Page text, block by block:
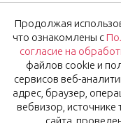
Согласие на
Оставить отзыв
Подписаться на
Нажимая на кнопку
Продолжая
что ознакомлены с
согласие на
файлов cookie и
сервисов веб-
адрес, браузер,
вебвизор,
сайта,